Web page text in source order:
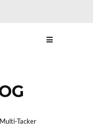
Multi-Tacker